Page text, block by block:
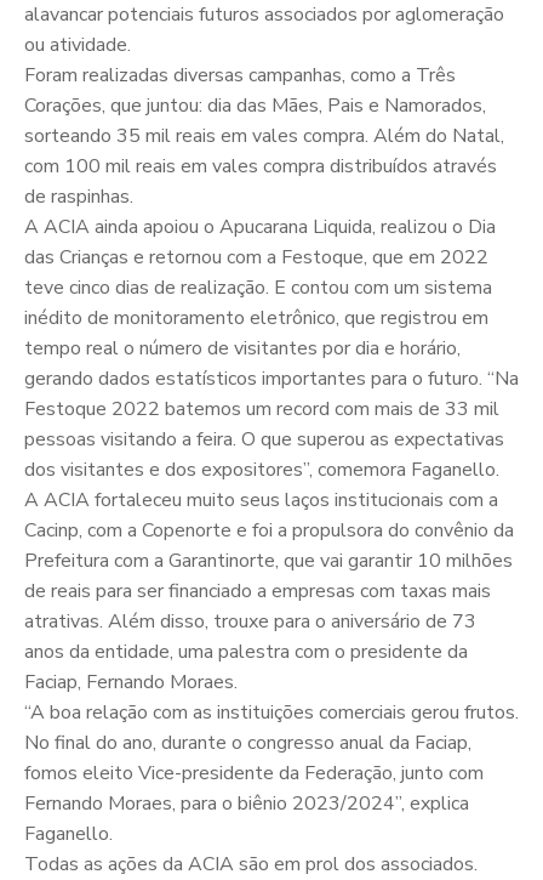
alavancar potenciais futuros associados por aglomeração
ou atividade.
Foram realizadas diversas campanhas, como a Três
Corações, que juntou: dia das Mães, Pais e Namorados,
sorteando 35 mil reais em vales compra. Além do Natal,
com 100 mil reais em vales compra distribuídos através
de raspinhas.
A ACIA ainda apoiou o Apucarana Liquida, realizou o Dia
das Crianças e retornou com a Festoque, que em 2022
teve cinco dias de realização. E contou com um sistema
inédito de monitoramento eletrônico, que registrou em
tempo real o número de visitantes por dia e horário,
gerando dados estatísticos importantes para o futuro. “Na
Festoque 2022 batemos um record com mais de 33 mil
pessoas visitando a feira. O que superou as expectativas
dos visitantes e dos expositores”, comemora Faganello.
A ACIA fortaleceu muito seus laços institucionais com a
Cacinp, com a Copenorte e foi a propulsora do convênio da
Prefeitura com a Garantinorte, que vai garantir 10 milhões
de reais para ser financiado a empresas com taxas mais
atrativas. Além disso, trouxe para o aniversário de 73
anos da entidade, uma palestra com o presidente da
Faciap, Fernando Moraes.
“A boa relação com as instituições comerciais gerou frutos.
No final do ano, durante o congresso anual da Faciap,
fomos eleito Vice-presidente da Federação, junto com
Fernando Moraes, para o biênio 2023/2024”, explica
Faganello.
Todas as ações da ACIA são em prol dos associados.